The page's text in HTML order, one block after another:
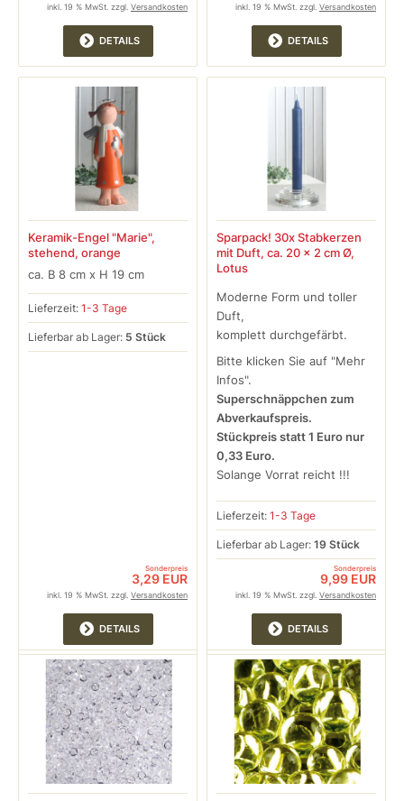
inkl. 19 % MwSt. zzgl. Versandkosten
DETAILS
inkl. 19 % MwSt. zzgl. Versandkosten
DETAILS
Keramik-Engel "Marie",
stehend, orange
ca. B 8 cm x H 19 cm
Lieferzeit: 1-3 Tage
Lieferbar ab Lager: 5 Stück
Sonderpreis
3,29 EUR
inkl. 19 % MwSt. zzgl. Versandkosten
DETAILS
Sparpack! 30x Stabkerzen
mit Duft, ca. 20 x 2 cm Ø,
Lotus
Moderne Form und toller
Duft,
komplett durchgefärbt.
Bitte klicken Sie auf "Mehr
Infos".
Superschnäppchen zum
Abverkaufspreis.
Stückpreis statt 1 Euro nur
0,33 Euro.
Solange Vorrat reicht !!!
Lieferzeit: 1-3 Tage
Lieferbar ab Lager: 19 Stück
Sonderpreis
9,99 EUR
inkl. 19 % MwSt. zzgl. Versandkosten
DETAILS